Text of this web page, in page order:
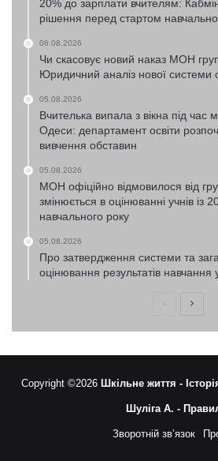
20% до зарплати вчителям:
рішення перед стартом
06.08.2026
Чи скасовує новий наказ МОН
Юридичний аналіз нової системи
05.08.2026
Вчителька випала з вікна під час
Одеси: департамент освіти
вивчення обставин
05.08.2026
МОН офіційно відмовилося від
змінюється в оцінюванні учнів із
навчального року
05.08.2026
Про затвердження системи та
оцінювання результатів навчання
Попередня
Copyright ©2026 Шкільне життя -
Шуліга А. -
Зворотній зв’язок